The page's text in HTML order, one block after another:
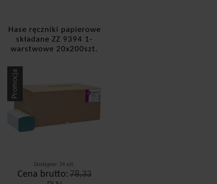
Hase ręczniki papierowe
składane ZZ 9394 1-
warstwowe 20x200szt.
Dostępne: 74 szt.
Cena brutto: 78,33
Promocja